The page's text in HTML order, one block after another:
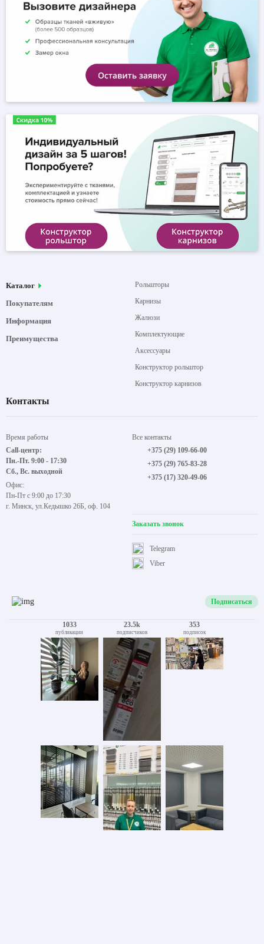
Каталог
Покупателям
Информация
Преимущества
Рольшторы
Карнизы
Жалюзи
Комплектующие
Аксессуары
Конструктор рольштор
Конструктор карнизов
Контакты
Время работы
Call-центр:
Пн.-Пт. 9:00 - 17:30
Сб., Вс. выходной
Офис:
Пн-Пт с 9:00 до 17:30
г. Минск, ул.Кедышко 26Б, оф. 104
Все контакты
+375 (29) 109-66-00
+375 (29) 765-83-28
+375 (17) 320-49-06
Заказать звонок
Viber
Telegram
Подписаться
1033
публикации
23.5k
подписчиков
353
подписок